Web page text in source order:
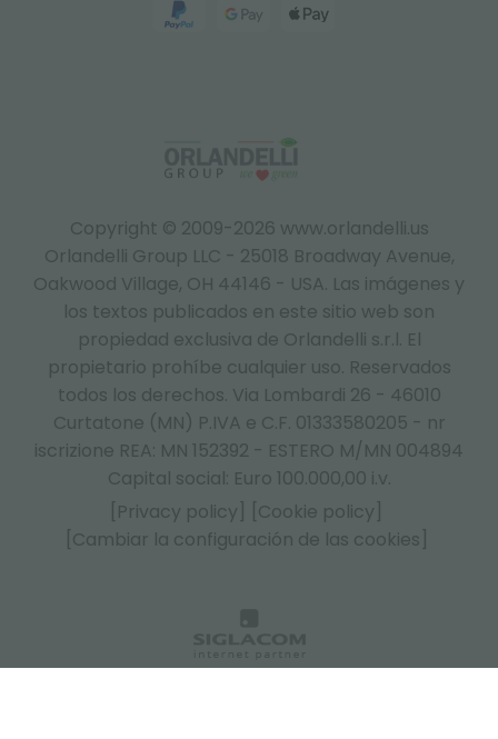
Copyright © 2009-2026 www.orlandelli.us
Orlandelli Group LLC - 25018 Broadway Avenue,
Oakwood Village, OH 44146 - USA. Las imágenes y
los textos publicados en este sitio web son
propiedad exclusiva de Orlandelli s.r.l. El
propietario prohíbe cualquier uso. Reservados
todos los derechos. Via Lombardi 26 - 46010
Curtatone (MN) P.IVA e C.F. 01333580205 - nr
iscrizione REA: MN 152392 - ESTERO M/MN 004894
Capital social: Euro 100.000,00 i.v.
[Privacy policy]
[Cookie policy]
[Cambiar la configuración de las cookies]